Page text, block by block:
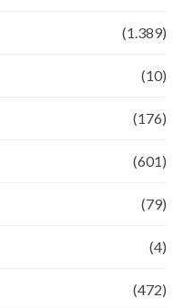
(1.389)
(10)
(176)
(601)
(79)
(4)
(472)